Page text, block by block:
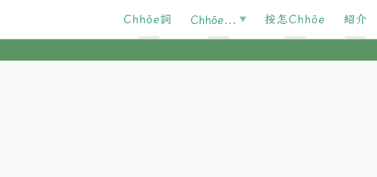
Chhōe詞 Chhōe... 按怎Chhōe 紹介